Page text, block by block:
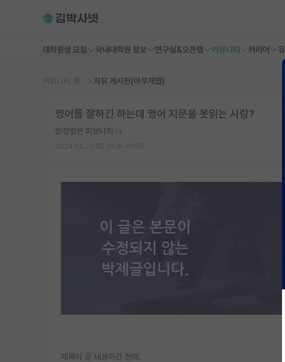
대학원생 모집 국내대학원 정보 연구실&오픈랩 커뮤니티 커리어
커뮤니티 홈 자유 게시판(아무개랩)
영어를 잘하긴 하는데 영어 지문을 못읽는 사람?
방정맞은 피보나치
제목이 곧 내용이긴 한데.